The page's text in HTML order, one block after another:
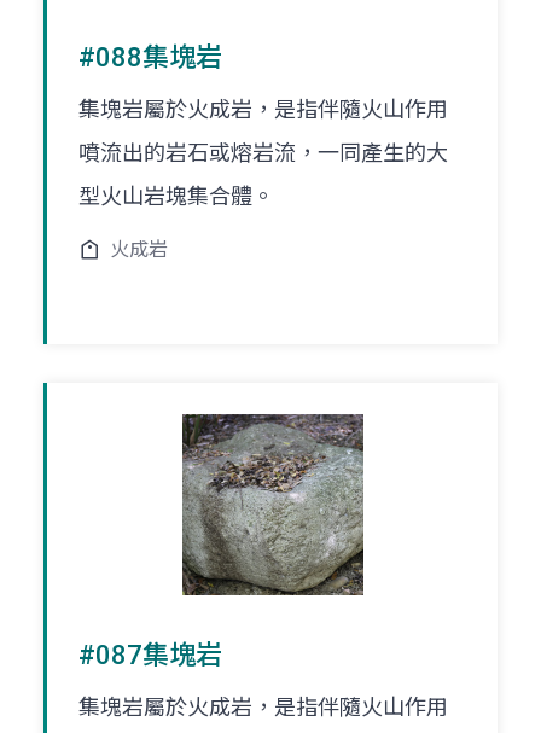
#088集塊岩
集塊岩屬於火成岩，是指伴隨火山作用
噴流出的岩石或熔岩流，一同產生的大
型火山岩塊集合體。
火成岩
#087集塊岩
集塊岩屬於火成岩，是指伴隨火山作用